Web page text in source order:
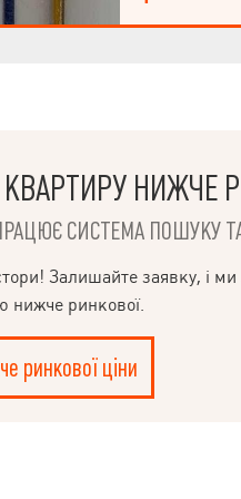
ванну), другий
(коли 1
блока). -
- На полу
поштукатурені,
куплені крани
монтажу.
НИЖЧЕ
СИСТЕМА ПОШУКУ
Залишайте заявку, і
нижче ринкової.
ринкової ціни